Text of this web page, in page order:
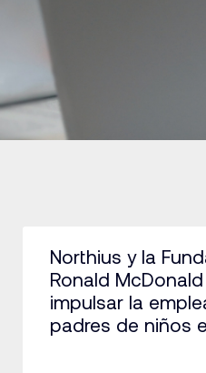
Northius y la
Ronald
impulsar la
padres de niños